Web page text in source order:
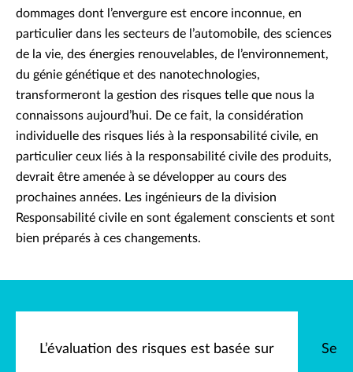
dommages dont l’envergure est encore inconnue, en
particulier dans les secteurs de l’automobile, des sciences
de la vie, des énergies renouvelables, de l’environnement,
du génie génétique et des nanotechnologies,
transformeront la gestion des risques telle que nous la
connaissons aujourd’hui. De ce fait, la considération
individuelle des risques liés à la responsabilité civile, en
particulier ceux liés à la responsabilité civile des produits,
devrait être amenée à se développer au cours des
prochaines années. Les ingénieurs de la division
Responsabilité civile en sont également conscients et sont
bien préparés à ces changements.
L’évaluation des risques est basée sur